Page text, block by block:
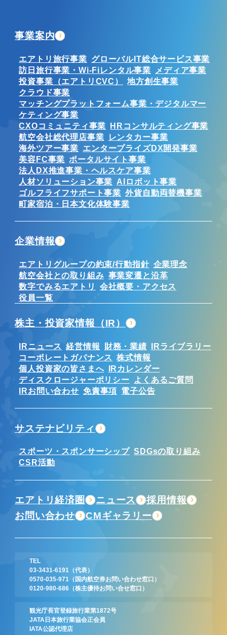
TEL
03-3431-6191
（代表）
0570-035-971
（国内航空券お問い合わせ窓口）
0120-980-686 （株主優待お問い合せ窓口）
観光庁長官登録旅行業第1872号
JATA日本旅行業協会正会員
IATA公認代理店
事業案内
エアトリ旅行事業 グローバルIT総合サービス事業
訪日旅行事業・Wi-Fiレンタル事業
メディア事業
投資事業（エアトリCVC）
地方創生事業
クラウド事業
マッチングプラットフォーム事業・デジタルマー
ケティング事業
CXOコミュニティ事業 HRコンサルティング事業
航空会社総代理店事業
レンタカー事業
海外ツアー事業 エンタープライズDX開発事業
美容FC事業 ポータルサイト事業
法人DX推進事業・ヘルスケア事業
人材ソリューション事業 AIロボット事業
ゴルフライフサポート事業 外貨自動両替機事業
町家宿泊・日本文化体験事業
企業情報
エアトリグループの約束/行動指針 企業理念
航空会社との取り組み 事業変遷と沿革
数字でみるエアトリ
会社概要・アクセス
役員一覧
株主・投資家情報（IR）
IRニュース 経営情報 財務・業績 IRライブラリー
コーポレートガバナンス 株式情報
個人投資家の皆さまへ IRカレンダー
ディスクロージャーポリシー
よくあるご質問
IRお問い合わせ 免責事項 電子公告
サステナビリティ
スポーツ・スポンサーシップ SDGsの取り組み
CSR活動
エアトリ経済圏 ニュース
採用情報
お問い合わせ
CMギャラリー